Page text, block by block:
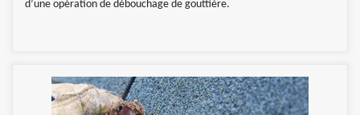
d’une opération de débouchage de gouttière.